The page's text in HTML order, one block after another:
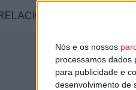
Nós e os nossos
processamos dados
para publicidade e
desenvolvimento de